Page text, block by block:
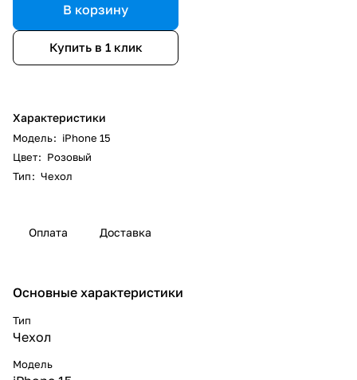
В корзину
Купить в 1 клик
Характеристики
Модель: iPhone 15
Цвет: Розовый
Тип: Чехол
Оплата Доставка
Основные характеристики
Тип
Чехол
Модель